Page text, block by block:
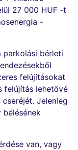
27 000 HUF -t
-
parkolási bérleti
felújításokat
felújítás lehetővé
Jelenleg
bélésének
van, vagy